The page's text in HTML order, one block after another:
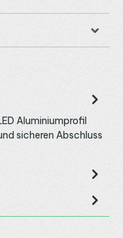
Aluminiumprofil
sicheren Abschluss